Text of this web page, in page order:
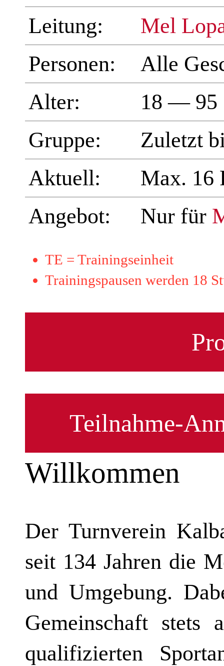
Leitung:
Mel
Personen:
Alle
Alter:
18 — 95
Gruppe:
Zuletzt
Aktuell:
Max. 16
Angebot:
Nur für
TE = Trainingseinheit
Trainingspausen werden 18
Willkommen
Der Turnverein
seit 134 Jahren die
und Umgebung.
Gemeinschaft stets
qualifizierten